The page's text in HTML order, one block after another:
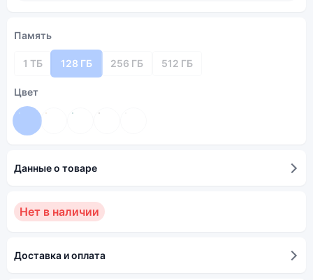
Память
1 ТБ 128 ГБ 256 ГБ 512 ГБ
Цвет
Данные о товаре
Нет в наличии
Доставка и оплата